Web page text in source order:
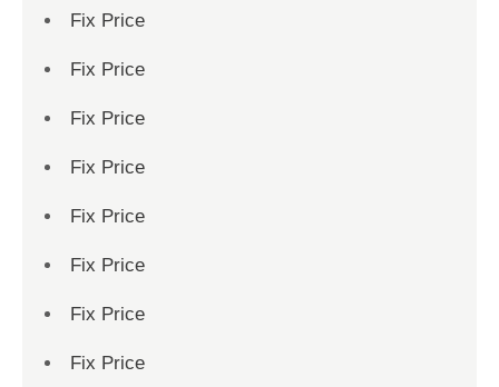
Fix Price
Fix Price
Fix Price
Fix Price
Fix Price
Fix Price
Fix Price
Fix Price